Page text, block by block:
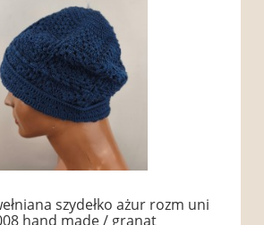
szydełko ażur rozm uni
hand made / granat